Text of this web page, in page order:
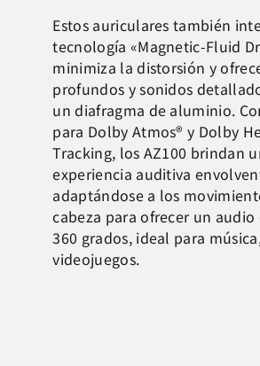
Estos auriculares también
tecnología «Magnetic-Fluid
minimiza la distorsión y
profundos y sonidos
un diafragma de aluminio.
para Dolby Atmos® y Dolby
Tracking, los AZ100 brindan
experiencia auditiva
adaptándose a los
cabeza para ofrecer un audio
360 grados, ideal para
videojuegos.